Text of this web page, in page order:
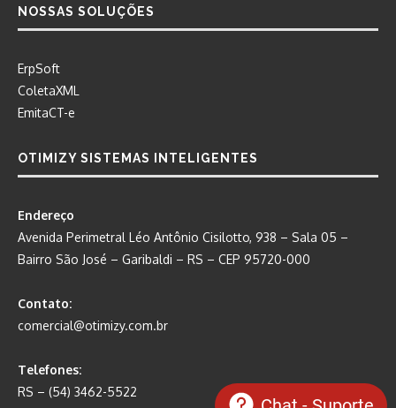
NOSSAS SOLUÇÕES
ErpSoft
ColetaXML
EmitaCT-e
OTIMIZY SISTEMAS INTELIGENTES
Endereço
Avenida Perimetral Léo Antônio Cisilotto, 938 – Sala 05 –
Bairro São José – Garibaldi – RS – CEP 95720-000
Contato:
comercial@otimizy.com.br
Telefones:
RS – (54) 3462-5522